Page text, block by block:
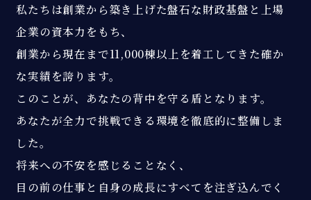
私たちは創業から築き上げた盤石な財政基盤と上場
企業の資本力をもち、
創業から現在まで11,000棟以上を着工してきた確か
な実績を誇ります。
このことが、あなたの背中を守る盾となります。
あなたが全力で挑戦できる環境を徹底的に整備しま
した。
将来への不安を感じることなく、
目の前の仕事と自身の成長にすべてを注ぎ込んでく